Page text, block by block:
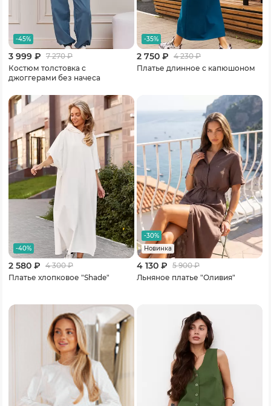
-45%
3 999 ₽ 7 270₽
Костюм толстовка с
джоггерами без начеса
-35%
2 750 ₽ 4 230₽
Платье длинное с капюшоном
-40%
2 580 ₽ 4 300₽
Платье хлопковое "Shade"
-30%
Новинка
4 130 ₽ 5 900₽
Льняное платье "Оливия"